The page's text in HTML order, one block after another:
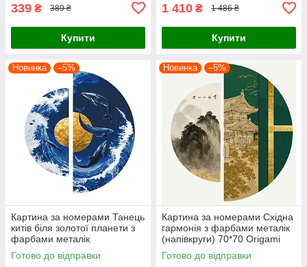
339 ₴ 389 ₴
Купити
1 410 ₴ 1 486 ₴
Купити
Новинка –5%
Картина за номерами Танець
китів біля золотої планети з
фарбами металік
(напівкруги) 70*70 Origami
(OSR1002)
Готово до відправки
Новинка –5%
Картина за номерами Східна
гармонія з фарбами металік
(напівкруги) 70*70 Origami
(OSR1003)
Готово до відправки